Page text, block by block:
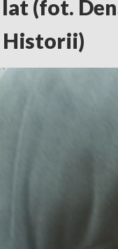
(fot.
Historii)